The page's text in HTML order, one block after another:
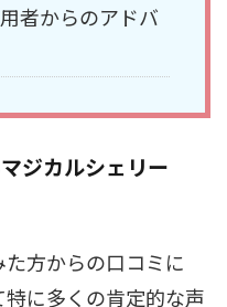
者からのアドバ
ジカルシェリー
方からの口コミに
に多くの肯定的な声